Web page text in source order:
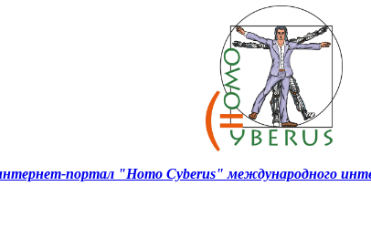
портал "Homo Cyberus" международного